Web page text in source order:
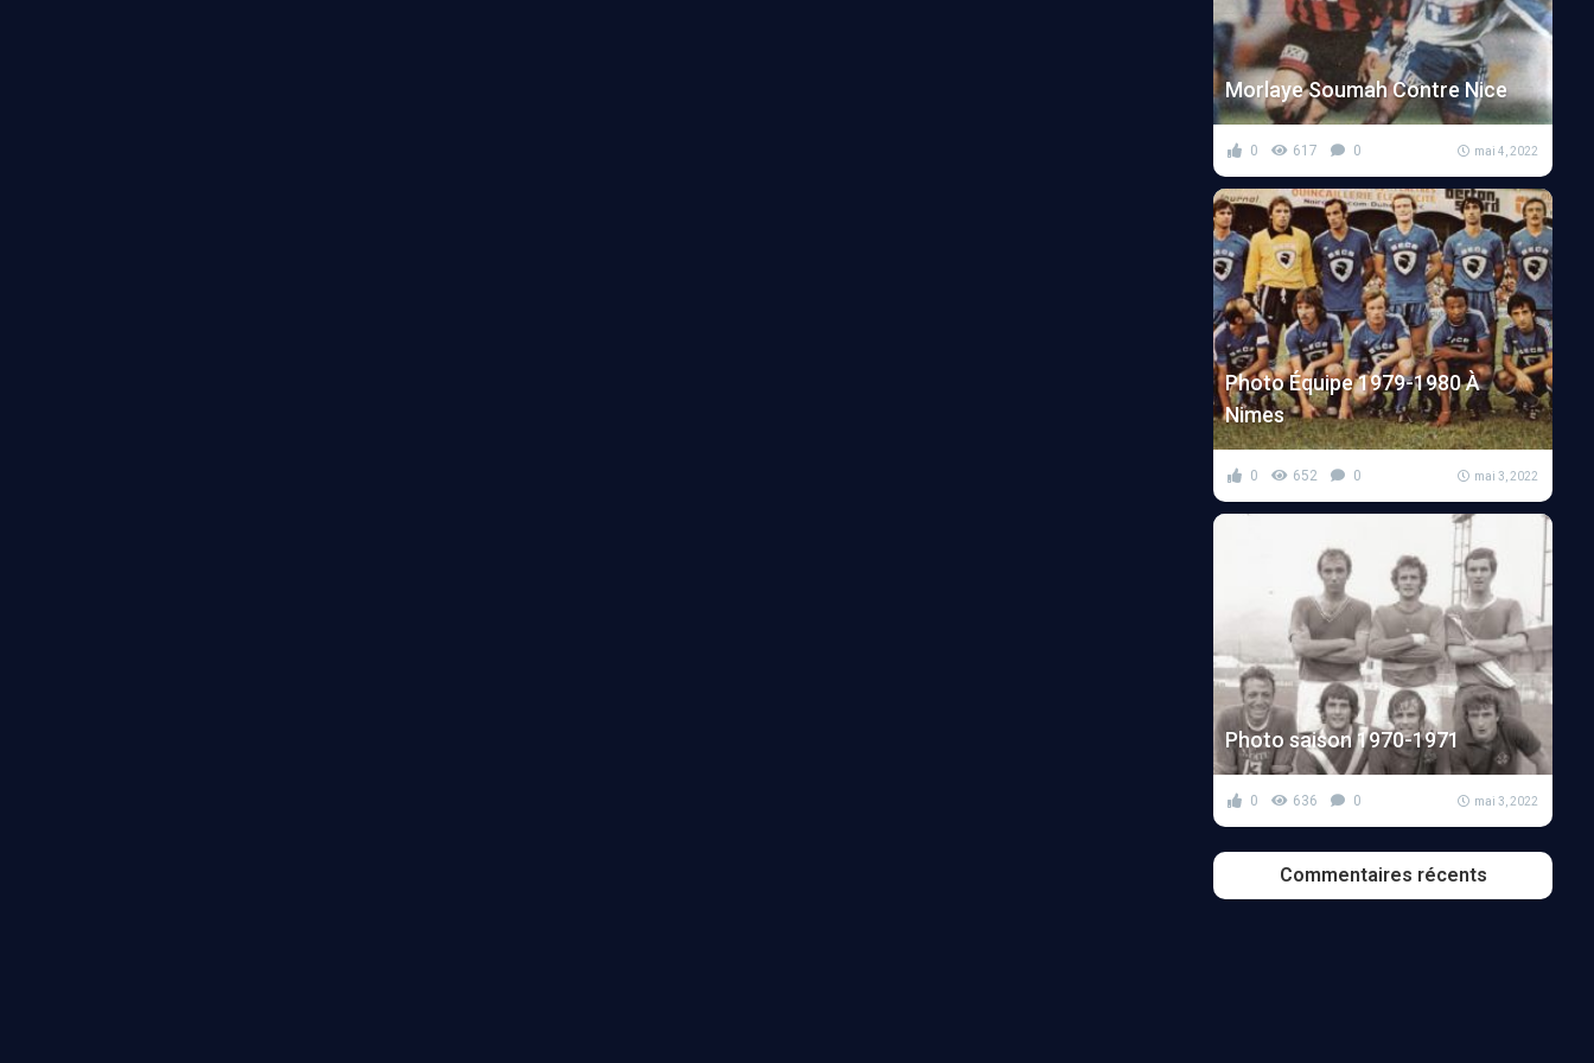
Morlaye Soumah Contre Nice
0 617 0 mai 4, 2022
Photo Équipe 1979-1980 À
Nimes
0 652 0 mai 3, 2022
Photo saison 1970-1971
0 636 0 mai 3, 2022
Commentaires récents